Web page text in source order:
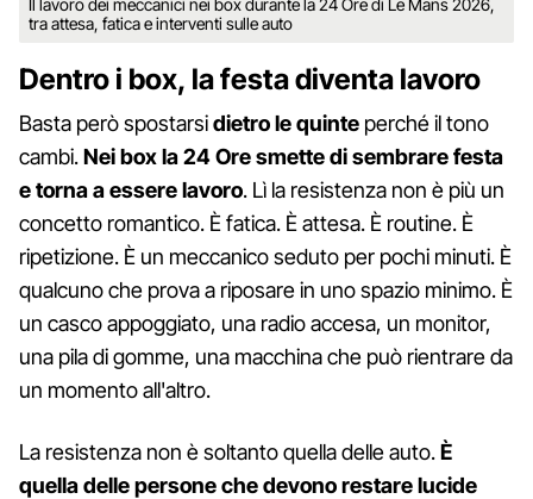
tra attesa, fatica e interventi sulle auto
Dentro i box, la festa diventa lavoro
Basta però spostarsidietro le quinte perché il tono
cambi.Nei box la 24 Ore smette di sembrare festa
e torna a essere lavoro. Lì la resistenza non è più un
concetto romantico. È fatica. È attesa. È routine. È
ripetizione. È un meccanico seduto per pochi minuti. È
qualcuno che prova a riposare in uno spazio minimo. È
un casco appoggiato, una radio accesa, un monitor,
una pila di gomme, una macchina che può rientrare da
un momento all'altro.
La resistenza non è soltanto quella delle auto.È
quella delle persone che devono restare lucide